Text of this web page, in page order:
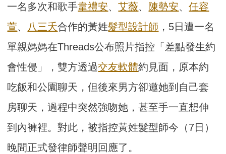
一名多次和歌手韋禮安、艾薇、 陳勢安、任容
萱、 八三夭合作的黃姓髮型設計師 ，5日遭一名
單親媽媽在Threads公布照片指控「差點發生約
會性侵」，雙方透過交友軟體約見面，原本約
吃飯和公園聊天，但後來男方卻邀她到自己套
房聊天，過程中突然強吻她，甚至手一直想伸
到內褲裡。對此，被指控黃姓髮型師今（7日）
晚間正式發律師聲明回應了。